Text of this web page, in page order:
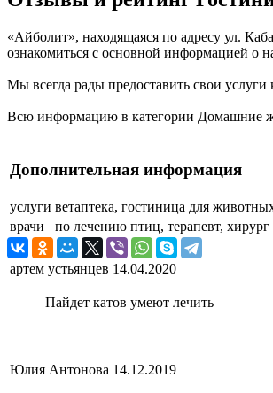
«Айболит», находящаяся по адресу ул.
ознакомиться с основной информацией о
Мы всегда рады предоставить свои
Всю информацию в категории Домашние
Дополнительная информация
услуги ветаптека, гостиница для
врачи
по лечению птиц, терапевт, хирург
артем устьянцев 14.04.2020
Пайдет катов умеют лечить
Юлия Антонова 14.12.2019